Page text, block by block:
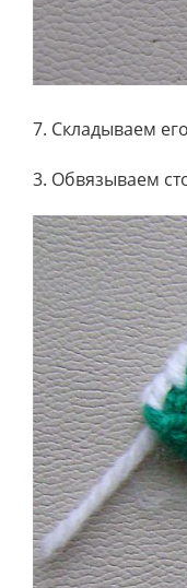
7. Складываем
3. Обвязываем